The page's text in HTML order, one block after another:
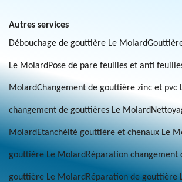
Autres services
Débouchage de gouttière Le Molard
Le MolardPose de pare feuilles et anti
MolardChangement de gouttière zinc et pvc
changement de gouttières Le Molard
MolardEtanchéité gouttière et chenaux Le
gouttière Le MolardRéparation changement
gouttière Le MolardRéparation de gouttière